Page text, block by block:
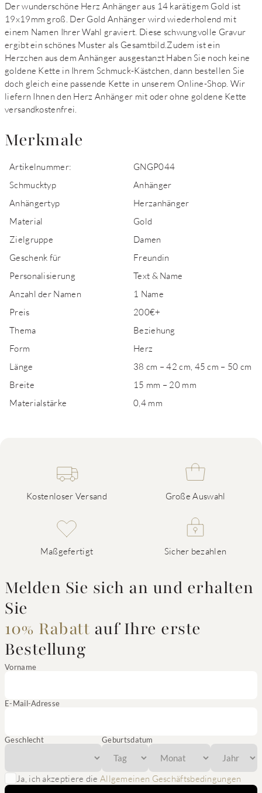
Der wunderschöne Herz Anhänger aus 14 karätigem Gold ist
19x19mm groß. Der Gold Anhänger wird wiederholend mit
einem Namen Ihrer Wahl graviert. Diese schwungvolle Gravur
ergibt ein schönes Muster als Gesamtbild.Zudem ist ein
Herzchen aus dem Anhänger ausgestanzt Haben Sie noch keine
goldene Kette in Ihrem Schmuck-Kästchen, dann bestellen Sie
doch gleich eine passende Kette in unserem Online-Shop. Wir
liefern Ihnen den Herz Anhänger mit oder ohne goldene Kette
versandkostenfrei.
Merkmale
Artikelnummer:
GNGP044
Schmucktyp
Anhänger
Anhängertyp
Herzanhänger
Material
Gold
Zielgruppe
Damen
Geschenk für
Freundin
Personalisierung
Text & Name
Anzahl der Namen
1 Name
Preis
200€+
Thema
Beziehung
Form
Herz
Länge
38 cm – 42 cm, 45 cm – 50 cm
Breite
15 mm – 20 mm
Materialstärke
0,4 mm
Kostenloser Versand Große Auswahl
Maßgefertigt Sicher bezahlen
Melden Sie sich an und erhalten
Sie
10% Rabatt auf Ihre erste
Bestellung
Vorname
E-Mail-Adresse
Geschlecht Geburtsdatum
Ja, ich akzeptiere die Allgemeinen Geschäftsbedingungen